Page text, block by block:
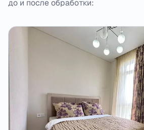
до и после обработки: